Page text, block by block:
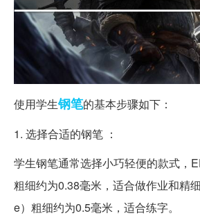
使用学生钢笔的基本步骤如下：
1. 选择合适的钢笔 ：
学生钢笔通常选择小巧轻便的款式，
粗细约为0.38毫米，适合做作业和精
e）粗细约为0.5毫米，适合练字。